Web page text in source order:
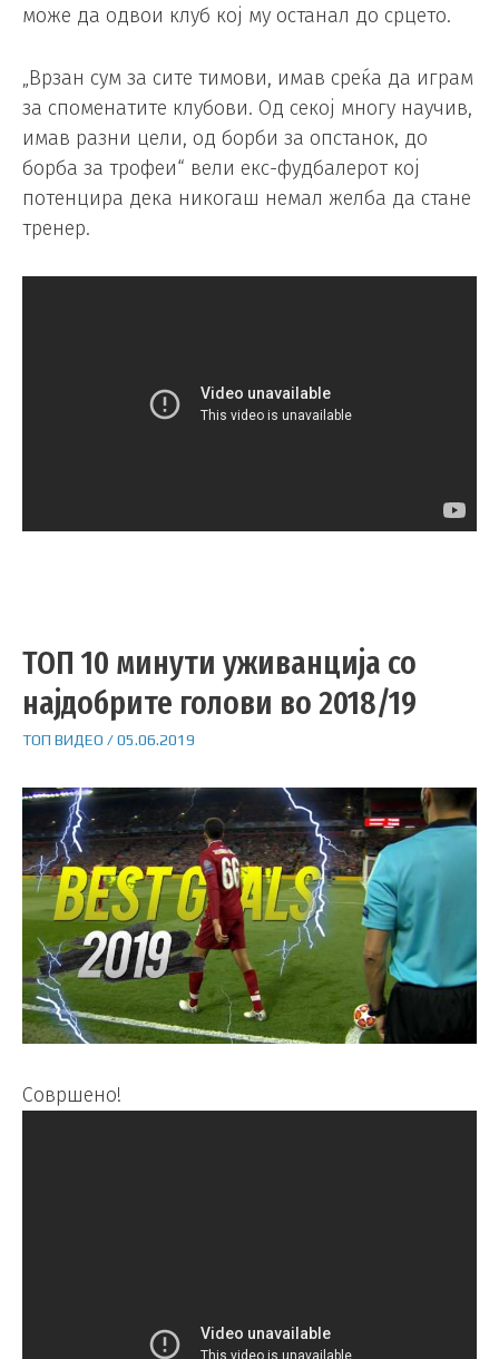
може да одвои клуб кој му останал до срцето.
„Врзан сум за сите тимови, имав среќа да играм
за споменатите клубови. Од секој многу научив,
имав разни цели, од борби за опстанок, до
борба за трофеи“ вели екс-фудбалерот кој
потенцира дека никогаш немал желба да стане
тренер.
ТОП 10 минути уживанција со
најдобрите голови во 2018/19
ТОП ВИДЕО /05.06.2019
Совршено!